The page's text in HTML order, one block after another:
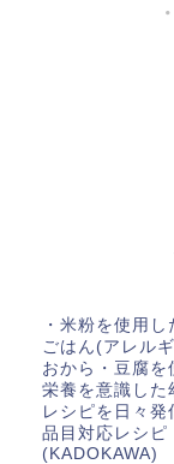
・米粉を使用
ごはん(アレル
おから・豆腐
栄養を意識した
レシピを日々
品目対応レシピ
(KADOKAWA)